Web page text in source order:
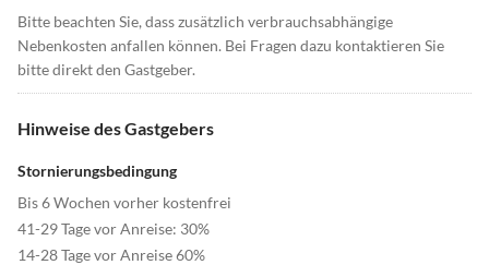
Bitte beachten Sie, dass zusätzlich verbrauchsabhängige
Nebenkosten anfallen können. Bei Fragen dazu kontaktieren Sie
bitte direkt den Gastgeber.
Hinweise des Gastgebers
Stornierungsbedingung
Bis 6 Wochen vorher kostenfrei
41-29 Tage vor Anreise: 30%
14-28 Tage vor Anreise 60%